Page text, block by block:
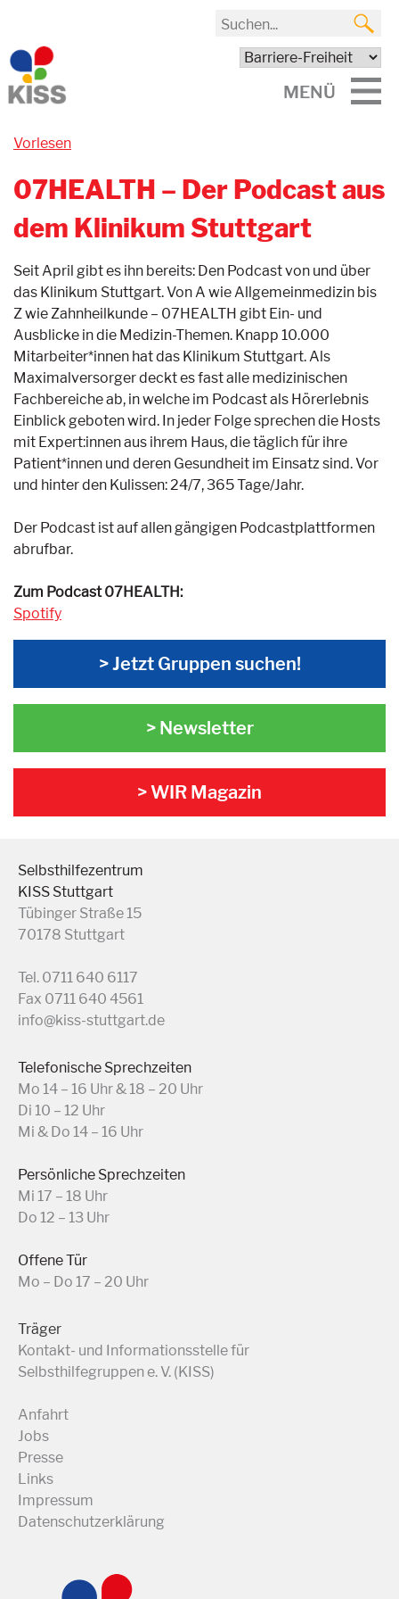
MENÜ
Vorlesen
07HEALTH – Der Podcast aus
dem Klinikum Stuttgart
Seit April gibt es ihn bereits: Den Podcast von und über
das Klinikum Stuttgart. Von A wie Allgemeinmedizin bis
Z wie Zahnheilkunde – 07HEALTH gibt Ein- und
Ausblicke in die Medizin-Themen. Knapp 10.000
Mitarbeiter*innen hat das Klinikum Stuttgart. Als
Maximalversorger deckt es fast alle medizinischen
Fachbereiche ab, in welche im Podcast als Hörerlebnis
Einblick geboten wird. In jeder Folge sprechen die Hosts
mit Expert:innen aus ihrem Haus, die täglich für ihre
Patient*innen und deren Gesundheit im Einsatz sind. Vor
und hinter den Kulissen: 24/7, 365 Tage/Jahr.
Der Podcast ist auf allen gängigen Podcastplattformen
abrufbar.
Zum Podcast 07HEALTH:
Spotify
> Jetzt Gruppen suchen!
> Newsletter
> WIR Magazin
Selbsthilfezentrum
KISS Stuttgart
Tübinger Straße 15
70178 Stuttgart
Tel. 0711 640 6117
Fax 0711 640 4561
info@kiss-stuttgart.de
Telefonische Sprechzeiten
Mo 14 – 16 Uhr & 18 – 20 Uhr
Di 10 – 12 Uhr
Mi & Do 14 – 16 Uhr
Persönliche Sprechzeiten
Mi 17 – 18 Uhr
Do 12 – 13 Uhr
Offene Tür
Mo – Do 17 – 20 Uhr
Träger
Kontakt- und Informationsstelle für
Selbsthilfegruppen e. V. (KISS)
Anfahrt
Jobs
Presse
Links
Impressum
Datenschutzerklärung